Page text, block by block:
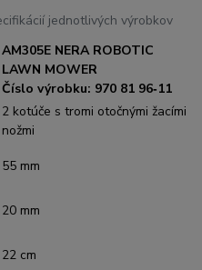
jednotlivých výrobkov
AM305E NERA ROBOTIC
LAWN MOWER
Číslo výrobku: 970 81 96‑11
2 kotúče s tromi otočnými žacími
nožmi
55 mm
20 mm
22 cm